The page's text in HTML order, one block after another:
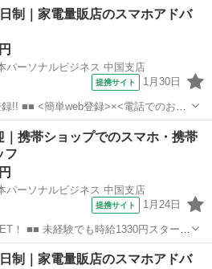
タン電話登
制｜家電量販店のスマホアドバ
パーソナルビジネス 中国支店
提携サイト 1月30日
!! ■■ <簡単web登録>×<電話でのお仕
が可能です♪ 基本情報を入力したら
営業、ラウンダー、事務のお仕事も
｜携帯ショップでのスマホ・携帯
フ
パーソナルビジネス 中国支店
提携サイト 1月24日
！ ■■ 未経験でも時給1330円スタート
制度もあるので、ゆくゆくは社員に
タン電話登
制｜家電量販店のスマホアドバ